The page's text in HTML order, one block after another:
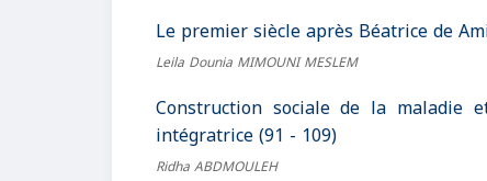
Le premier siècle après Béatrice de
Leila Dounia MIMOUNI MESLEM
Construction sociale de la maladie
intégratrice (91 - 109)
Ridha ABDMOULEH